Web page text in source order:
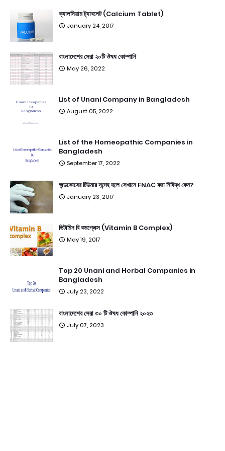
ক্যালসিয়াম ট্যাবলেট (Calcium Tablet)
January 24, 2017
বাংলাদেশের সেরা ২০টি ঔষধ কোম্পানি
May 26, 2022
List of Unani Company in Bangladesh
August 05, 2022
List of the Homeopathic Companies in
Bangladesh
September 17, 2022
অন্ডকোষের টিউমার সন্দেহ হলে সেখানে FNAC করা নিষিদ্ধ কেন?
January 23, 2017
ভিটামিন বি কমপ্লেক্স (Vitamin B Complex)
May 19, 2017
Top 20 Unani and Herbal Companies in
Bangladesh
July 23, 2022
বাংলাদেশের সেরা ৩০ টি ঔষধ কোম্পানি ২০২৩
July 07, 2023